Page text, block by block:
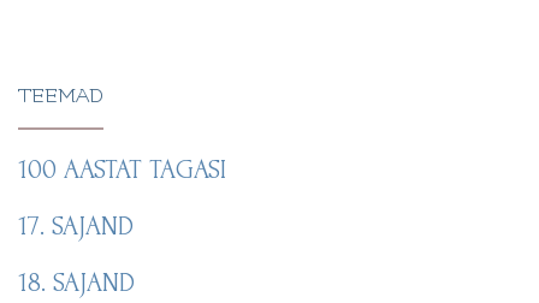
TEEMAD
100 AASTAT TAGASI
17. SAJAND
18. SAJAND